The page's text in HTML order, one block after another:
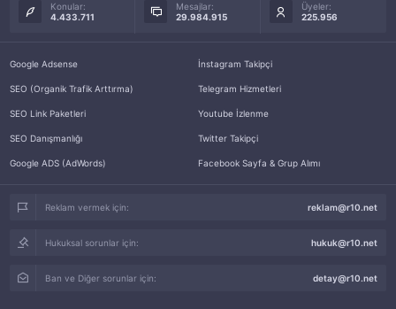
Konular:
4.433.711
Mesajlar:
29.984.915
Üyeler:
225.956
Google Adsense
SEO (Organik Trafik Arttırma)
SEO Link Paketleri
SEO Danışmanlığı
Google ADS (AdWords)
İnstagram Takipçi
Telegram Hizmetleri
Youtube İzlenme
Twitter Takipçi
Facebook Sayfa & Grup Alımı
Reklam vermek için: reklam@r10.net
Hukuksal sorunlar için: hukuk@r10.net
Ban ve Diğer sorunlar için: detay@r10.net